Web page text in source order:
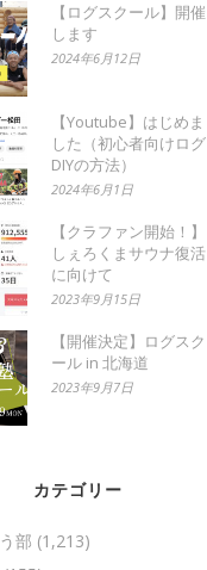
【ログスクール】開催
します
2024年6月12日
【Youtube】はじめま
した（初心者向けログ
DIYの方法）
2024年6月1日
【クラファン開始！】
しぇろくまサウナ復活
に向けて
2023年9月15日
【開催決定】ログスク
ール in 北海道
2023年9月7日
カテゴリー
部 (1,213)